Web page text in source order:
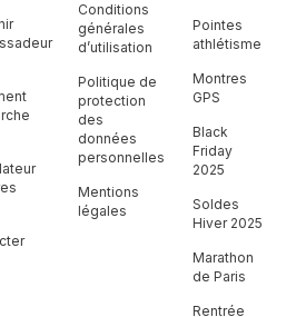
Conditions
générales
d’utilisation
Politique de
protection
des
données
personnelles
Mentions
légales
Pointes
athlétisme
Montres
GPS
Black
Friday
2025
Soldes
Hiver 2025
Marathon
de Paris
Rentrée